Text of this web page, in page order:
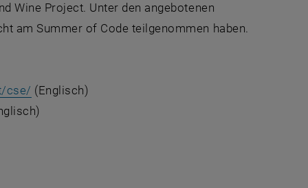
Wine Project. Unter den angebotenen
am Summer of Code teilgenommen haben.
cse/ (Englisch)